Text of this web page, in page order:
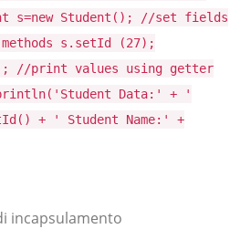
s=new Student(); //set fields
s.setId (27);
//print values using getter
Data:' + '
+ ' Student Name:' +